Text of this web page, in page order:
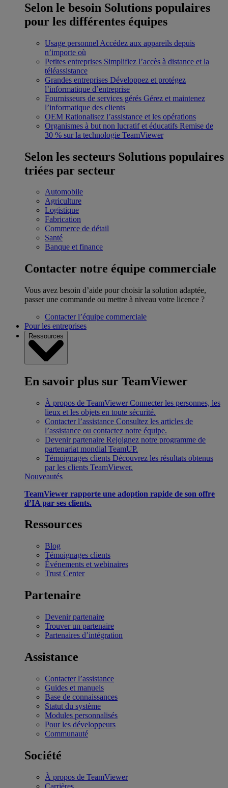
Selon le besoin Solutions populaires
pour les différentes équipes
Usage personnel Accédez aux appareils depuis
n’importe où
Petites entreprises Simplifiez l’accès à distance et la
téléassistance
Grandes entreprises Développez et protégez
l’informatique d’entreprise
Fournisseurs de services gérés Gérez et maintenez
l’informatique des clients
OEM Rationalisez l’assistance et les opérations
Organismes à but non lucratif et éducatifs Remise de
30 % sur la technologie TeamViewer
Selon les secteurs Solutions populaires
triées par secteur
Automobile
Agriculture
Logistique
Fabrication
Commerce de détail
Santé
Banque et finance
Contacter notre équipe commerciale
Vous avez besoin d’aide pour choisir la solution adaptée,
passer une commande ou mettre à niveau votre licence ?
Contacter l’équipe commerciale
Pour les entreprises
Ressources
En savoir plus sur TeamViewer
À propos de TeamViewer Connecter les personnes, les
lieux et les objets en toute sécurité.
Contacter l’assistance Consultez les articles de
l’assistance ou contactez notre équipe.
Devenir partenaire Rejoignez notre programme de
partenariat mondial TeamUP.
Témoignages clients Découvrez les résultats obtenus
par les clients TeamViewer.
Nouveautés
TeamViewer rapporte une adoption rapide de son offre
d’IA par ses clients.
Ressources
Blog
Témoignages clients
Événements et webinaires
Trust Center
Partenaire
Devenir partenaire
Trouver un partenaire
Partenaires d’intégration
Assistance
Contacter l’assistance
Guides et manuels
Base de connaissances
Statut du système
Modules personnalisés
Pour les développeurs
Communauté
Société
À propos de TeamViewer
Carrières